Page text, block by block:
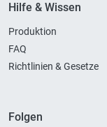
Hilfe & Wissen
Produktion
FAQ
Richtlinien & Gesetze
Folgen